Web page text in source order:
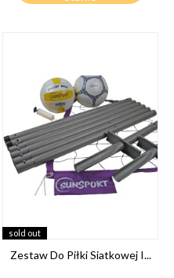
sold out
Zestaw Do Piłki Siatkowej I...